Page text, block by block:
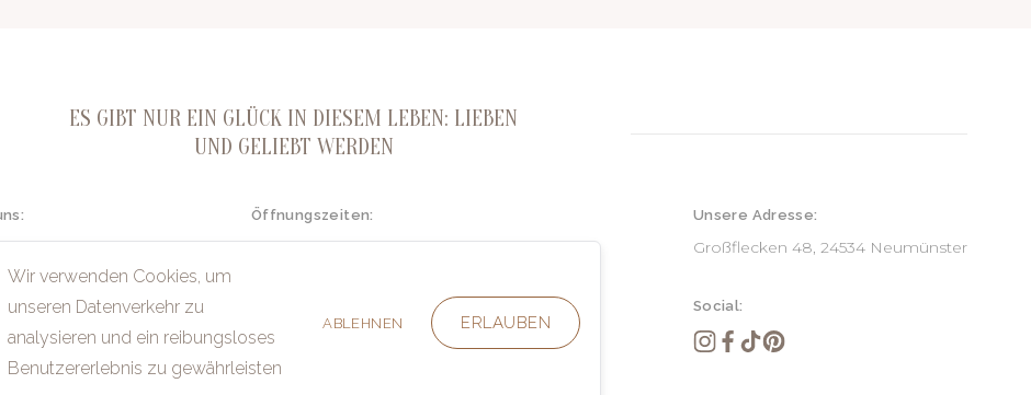
ES GIBT NUR EIN GLÜCK IN DIESEM LEBEN: LIEBEN
UND GELIEBT WERDEN
Öffnungszeiten:
Montag - Freitag:
10.00 - 16.00 Uhr
Unsere Adresse:
Großflecken 48, 24534 Neumünster
Social:
Wir verwenden Cookies, um
unseren Datenverkehr zu
analysieren und ein reibungsloses
Benutzererlebnis zu gewährleisten
ABLEHNEN ERLAUBEN